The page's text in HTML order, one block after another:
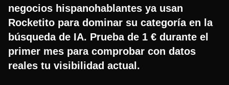
negocios hispanohablantes ya usan
Rocketito para dominar su categoría en la
búsqueda de IA. Prueba de 1 € durante el
primer mes para comprobar con datos
reales tu visibilidad actual.